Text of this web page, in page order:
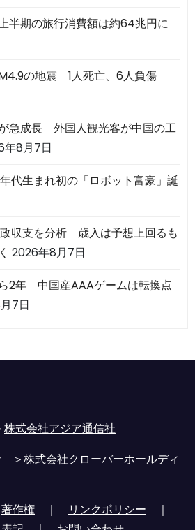
半期の旅行消費額は約64兆円に
の地震 1人死亡、6人負傷
急成長 外国人観光客が中国の工
年8月7日
代生まれ初の「ロボット富豪」誕
収支を分析 歳入は予想上回るも
2026年8月7日
2年 中国産AAAゲームは転換点
7日
株式会社アジア通信社
＞株式会社クローバーホールディ
著作権 ｜ リンクポリシー ｜